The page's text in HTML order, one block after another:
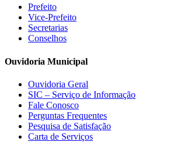
Prefeito
Vice-Prefeito
Secretarias
Conselhos
Ouvidoria Municipal
Ouvidoria Geral
SIC – Serviço de Informação
Fale Conosco
Perguntas Frequentes
Pesquisa de Satisfação
Carta de Serviços